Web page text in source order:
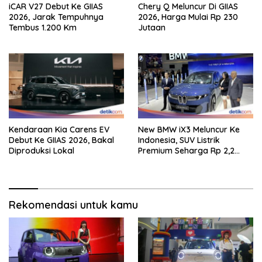
iCAR V27 Debut Ke GIIAS
2026, Jarak Tempuhnya
Tembus 1.200 Km
Chery Q Meluncur Di GIIAS
2026, Harga Mulai Rp 230
Jutaan
Kendaraan Kia Carens EV
Debut Ke GIIAS 2026, Bakal
Diproduksi Lokal
New BMW iX3 Meluncur Ke
Indonesia, SUV Listrik
Premium Seharga Rp 2,2
Rekomendasi untuk kamu